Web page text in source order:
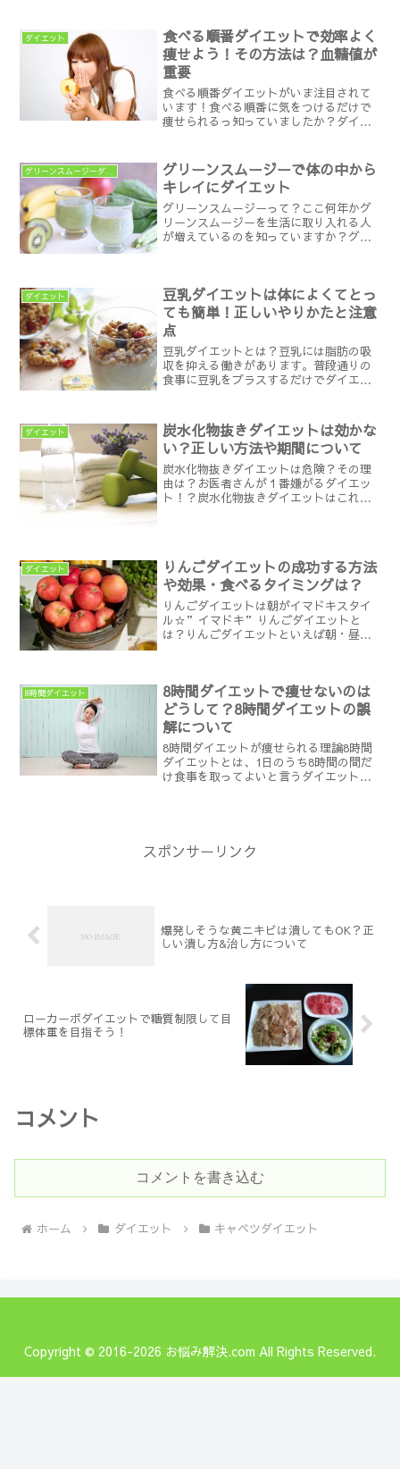
ダイエット
食べる順番ダイエットで効率よく
痩せよう！その方法は？血糖値が
重要
食べる順番ダイエットがいま注目されて
います！食べる順番に気をつけるだけで
痩せられるっ知っていましたか？ダイエ
ない。そんな人に朗報です！実は普段食
べている三度の食事はその...
グリーンスムージーで体の中から
キレイにダイエット
グリーンスムージーって？ここ何年かグ
リーンスムージーを生活に取り入れる人
が増えているのを知っていますか？グリ
グリーンスムージーは気軽...
ダイエット
豆乳ダイエットは体によくてとっ
ても簡単！正しいやりかたと注意
点
豆乳ダイエットとは？豆乳には脂肪の吸
収を抑える働きがあります。普段通りの
食事に豆乳をプラスするだけでダイエッ
るので、女性に人気のダイエット方法で
す。ハードな運動は必要な...
ダイエット
炭水化物抜きダイエットは効かな
い？正しい方法や期間について
炭水化物抜きダイエットは危険？その理
由は？お医者さんが１番嫌がるダイエッ
ト！？炭水化物抜きダイエットはこれま
ダイエット
りんごダイエットの成功する方法
や効果・食べるタイミングは？
りんごダイエットは朝がイマドキスタイ
ル☆”イマドキ”りんごダイエットと
は？りんごダイエットといえば朝・昼・
の危険性が高いことからあま...
8時間ダイエット
8時間ダイエットで痩せないのは
どうして？8時間ダイエットの誤
解について
8時間ダイエットが痩せられる理論8時間
ダイエットとは、1日のうち8時間の間だ
け食事を取ってよいと言うダイエット方
スポンサーリンク
爆発しそうな黄ニキビは潰してもOK？正
しい潰し方&治し方について
ローカーボダイエットで糖質制限して目
標体重を目指そう！
コメント
コメントを書き込む
ホーム ダイエット キャベツダイエット
Copyright © 2016-2026 お悩み解決.com All Rights Reserved.